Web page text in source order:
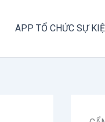
APP TỔ CHỨC SỰ